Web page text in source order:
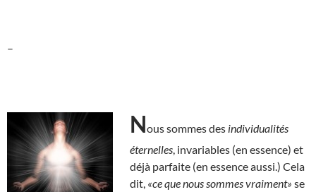
–
Nous sommes des individualités
éternelles , invariables (en essence) et
déjà parfaite (en essence aussi.) Cela
dit, «ce que nous sommes vraiment» se